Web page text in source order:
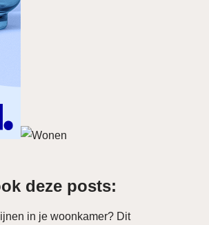
deze posts:
in je woonkamer? Dit